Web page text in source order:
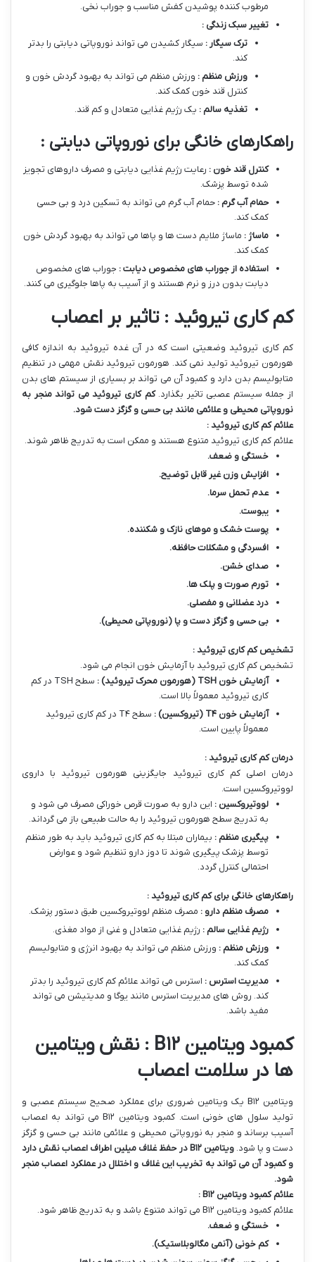
مرطوب کننده پوشیدن کفش مناسب و جوراب نخی.
تغییر سبک زندگی :
ترک سیگار : سیگار کشیدن می تواند نوروپاتی دیابتی را بدتر
کند.
ورزش منظم : ورزش منظم می تواند به بهبود گردش خون و
کنترل قند خون کمک کند.
تغذیه سالم : یک رژیم غذایی متعادل و کم قند.
راهکارهای خانگی برای نوروپاتی دیابتی :
کنترل قند خون : رعایت رژیم غذایی دیابتی و مصرف داروهای تجویز
شده توسط پزشک.
حمام آب گرم : حمام آب گرم می تواند به تسکین درد و بی حسی
کمک کند.
ماساژ : ماساژ ملایم دست ها و پاها می تواند به بهبود گردش خون
کمک کند.
استفاده از جوراب های مخصوص دیابت : جوراب های مخصوص
دیابت بدون درز و نرم هستند و از آسیب به پاها جلوگیری می کنند.
کم کاری تیروئید : تاثیر بر اعصاب
کم کاری تیروئید وضعیتی است که در آن غده تیروئید به اندازه کافی
هورمون تیروئید تولید نمی کند. هورمون تیروئید نقش مهمی در تنظیم
متابولیسم بدن دارد و کمبود آن می تواند بر بسیاری از سیستم های بدن
از جمله سیستم عصبی تاثیر بگذارد.کم کاری تیروئید می تواند منجر به
نوروپاتی محیطی و علائمی مانند بی حسی و گزگز دست شود.
علائم کم کاری تیروئید :
علائم کم کاری تیروئید متنوع هستند و ممکن است به تدریج ظاهر شوند.
خستگی و ضعف.
افزایش وزن غیر قابل توضیح.
عدم تحمل سرما.
یبوست.
پوست خشک و موهای نازک و شکننده.
افسردگی و مشکلات حافظه.
صدای خشن.
تورم صورت و پلک ها.
درد عضلانی و مفصلی.
بی حسی و گزگز دست و پا (نوروپاتی محیطی).
تشخیص کم کاری تیروئید :
تشخیص کم کاری تیروئید با آزمایش خون انجام می شود.
آزمایش خون
هورمون محرک تیروئید)
:
سطح TSH در کم
کاری تیروئید معمولاً بالا است.
آزمایش خون ۴ (تیروکسین)
:
سطح T۴ در کم کاری تیروئید
معمولاً پایین است.
درمان کم کاری تیروئید :
درمان اصلی کم کاری تیروئید جایگزینی هورمون تیروئید با داروی
لووتیروکسین است.
لووتیروکسین : این دارو به صورت قرص خوراکی مصرف می شود و
به تدریج سطح هورمون تیروئید را به حالت طبیعی باز می گرداند.
پیگیری منظم : بیماران مبتلا به کم کاری تیروئید باید به طور منظم
توسط پزشک پیگیری شوند تا دوز دارو تنظیم شود و عوارض
احتمالی کنترل گردد.
راهکارهای خانگی برای کم کاری تیروئید :
مصرف منظم دارو : مصرف منظم لووتیروکسین طبق دستور پزشک.
رژیم غذایی سالم : رژیم غذایی متعادل و غنی از مواد مغذی.
ورزش منظم : ورزش منظم می تواند به بهبود انرژی و متابولیسم
کمک کند.
مدیریت استرس : استرس می تواند علائم کم کاری تیروئید را بدتر
کند. روش های مدیریت استرس مانند یوگا و مدیتیشن می تواند
مفید باشد.
کمبود ویتامین B۱۲ : نقش ویتامین
ها در سلامت اعصاب
ویتامین B۱۲ یک ویتامین ضروری برای عملکرد صحیح سیستم عصبی و
تولید سلول های خونی است. کمبود ویتامین B۱۲ می تواند به اعصاب
آسیب برساند و منجر به نوروپاتی محیطی و علائمی مانند بی حسی و گزگز
دست و پا شود.ویتامین B۱۲
در حفظ غلاف میلین اطراف اعصاب نقش دارد
و کمبود آن می تواند به تخریب این غلاف و اختلال در عملکرد اعصاب منجر
شود.
علائم کمبود ویتامین ۱۲
:
علائم کمبود ویتامین B۱۲ می تواند متنوع باشد و به تدریج ظاهر شود.
خستگی و ضعف.
کم خونی (آنمی مگالوبلاستیک).